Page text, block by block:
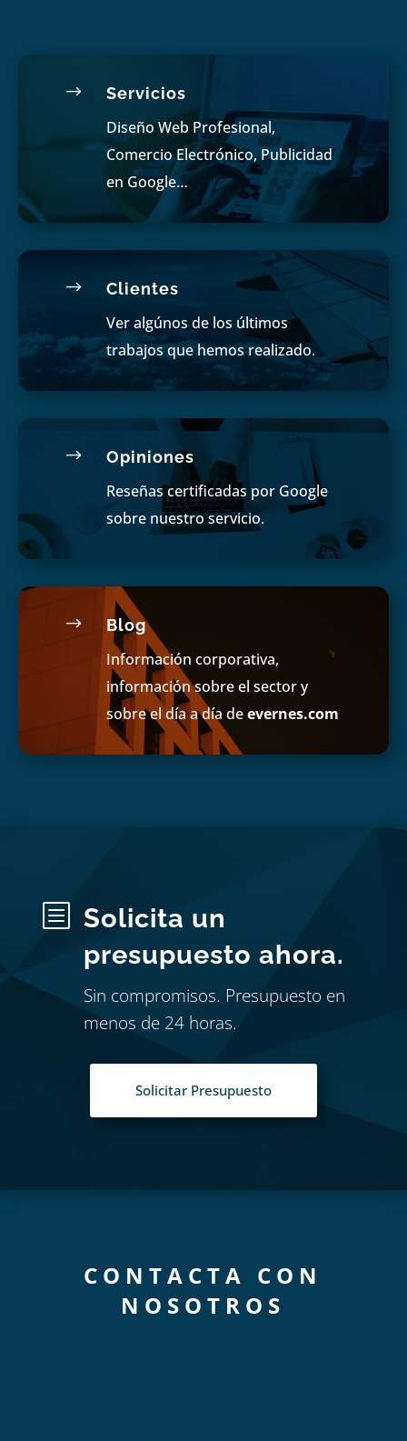
$ Servicios
Diseño Web Profesional,
Comercio Electrónico, Publicidad
en Google…
$ Clientes
Ver algúnos de los últimos
trabajos que hemos realizado.
$ Opiniones
Reseñas certificadas por Google
sobre nuestro servicio.
$ Blog
Información corporativa,
información sobre el sector y
sobre el día a día deevernes.com
b
Solicita un
presupuesto ahora.
Sin compromisos. Presupuesto en
menos de 24 horas.
Solicitar Presupuesto
CONTACTA CON
NOSOTROS